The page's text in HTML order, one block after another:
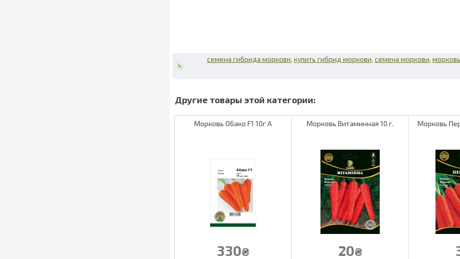
семена гибрида моркови купить гибрид моркови семена моркови морковь
Морковь Обако F1 10г А
330₴
Морковь Витаминная 10 г.
20₴
Морковь